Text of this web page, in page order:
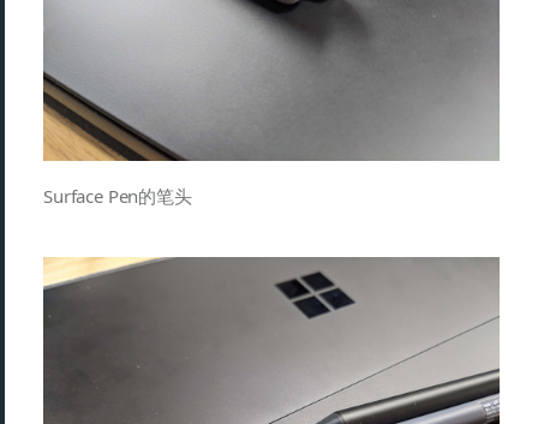
Surface Pen的笔头